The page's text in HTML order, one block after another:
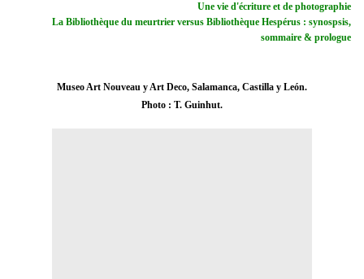
Une vie d'écriture et de photographie
La Bibliothèque du meurtrier versus Bibliothèque Hespérus : synospsis,
sommaire & prologue
Museo Art Nouveau y Art Deco, Salamanca, Castilla y León.
Photo : T. Guinhut.